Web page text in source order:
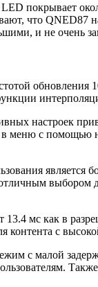
покрывает
что QNED87
и не очень
настроек
с помощью
выбором
13.4 мс как в
с
с малой